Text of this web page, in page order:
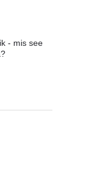
- mis see